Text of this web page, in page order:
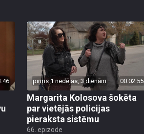
pirms 1 nedēļas, 3 dienām 00:02:55
Margarita Kolosova šokēta
par vietējās policijas
pieraksta sistēmu
66. epizode